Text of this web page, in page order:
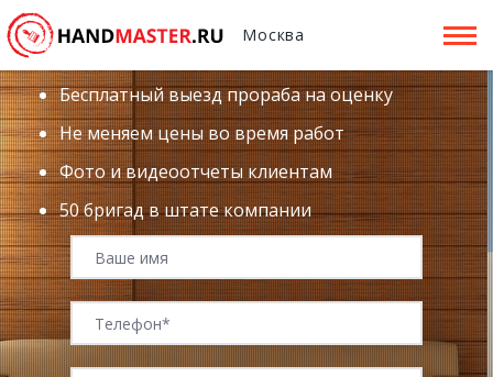
Москва
Бесплатный выезд прораба на оценку
Не меняем цены во время работ
Фото и видеоотчеты клиентам
50 бригад в штате компании